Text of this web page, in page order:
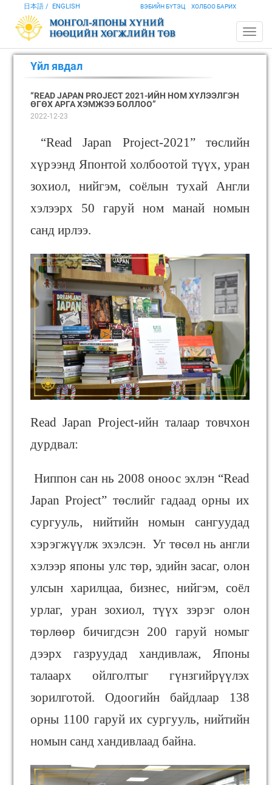
ВЭБИЙН БҮТЭЦ ХОЛБОО БАРИХ
日本語 ENGLISH
Үйл явдал
“READ JAPAN PROJECT 2021-ИЙН НОМ ХҮЛЭЭЛГЭН
ӨГӨХ АРГА ХЭМЖЭЭ БОЛЛОО”
2022-12-23
“Read Japan Project-2021” төслийн
хүрээнд Японтой холбоотой түүх, уран
зохиол, нийгэм, соёлын тухай Англи
хэлээрх 50 гаруй ном манай номын
санд ирлээ.
Read Japan Project-ийн талаар товчхон
дурдвал:
Ниппон сан нь 2008 оноос эхлэн “Read
Japan Project” төслийг гадаад орны их
сургууль, нийтийн номын сангуудад
хэрэгжүүлж эхэлсэн. Уг төсөл нь англи
хэлээр японы улс төр, эдийн засаг, олон
улсын харилцаа, бизнес, нийгэм, соёл
урлаг, уран зохиол, түүх зэрэг олон
төрлөөр бичигдсэн 200 гаруй номыг
дээрх газруудад хандивлаж, Японы
талаарх ойлголтыг гүнзгийрүүлэх
зорилготой. Одоогийн байдлаар 138
орны 1100 гаруй их сургууль, нийтийн
номын санд хандивлаад байна.